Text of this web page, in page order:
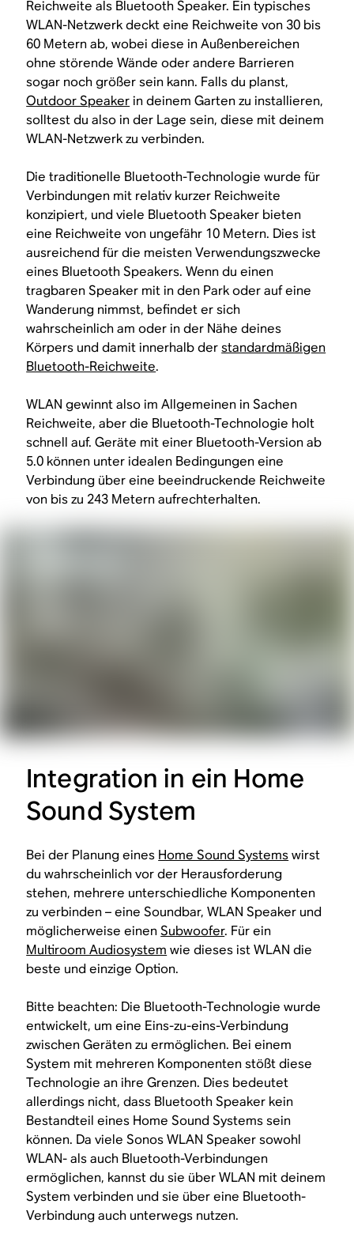
Reichweite als Bluetooth Speaker. Ein typisches
WLAN-Netzwerk deckt eine Reichweite von 30 bis
60 Metern ab, wobei diese in Außenbereichen
ohne störende Wände oder andere Barrieren
sogar noch größer sein kann. Falls du planst,
Outdoor Speakerin deinem Garten zu installieren,
solltest du also in der Lage sein, diese mit deinem
WLAN-Netzwerk zu verbinden.
Die traditionelle Bluetooth-Technologie wurde für
Verbindungen mit relativ kurzer Reichweite
konzipiert, und viele Bluetooth Speaker bieten
eine Reichweite von ungefähr 10 Metern. Dies ist
ausreichend für die meisten Verwendungszwecke
eines Bluetooth Speakers. Wenn du einen
tragbaren Speaker mit in den Park oder auf eine
Wanderung nimmst, befindet er sich
wahrscheinlich am oder in der Nähe deines
Körpers und damit innerhalb derstandardmäßigen
Bluetooth-Reichweite.
WLAN gewinnt also im Allgemeinen in Sachen
Reichweite, aber die Bluetooth-Technologie holt
schnell auf. Geräte mit einer Bluetooth-Version ab
5.0 können unter idealen Bedingungen eine
Verbindung über eine beeindruckende Reichweite
von bis zu 243 Metern aufrechterhalten.
Integration in ein Home
Sound System
Bei der Planung eines Home Sound Systemswirst
du wahrscheinlich vor der Herausforderung
stehen, mehrere unterschiedliche Komponenten
zu verbinden – eine Soundbar, WLAN Speaker und
möglicherweise einenSubwoofer. Für ein
Multiroom Audiosystem wie dieses ist WLAN die
beste und einzige Option.
Bitte beachten: Die Bluetooth-Technologie wurde
entwickelt, um eine Eins-zu-eins-Verbindung
zwischen Geräten zu ermöglichen. Bei einem
System mit mehreren Komponenten stößt diese
Technologie an ihre Grenzen. Dies bedeutet
allerdings nicht, dass Bluetooth Speaker kein
Bestandteil eines Home Sound Systems sein
können. Da viele Sonos WLAN Speaker sowohl
WLAN- als auch Bluetooth-Verbindungen
ermöglichen, kannst du sie über WLAN mit deinem
System verbinden und sie über eine Bluetooth-
Verbindung auch unterwegs nutzen.